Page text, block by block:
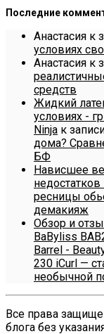
Последние
Анастасия к
условиях
Анастасия к
средств
Жидкий
условиях -
Ninja к
дома?
БФ
Нависшее
недостатков
ресницы
демакияж
Обзор и
BaByliss
Barrel -
230 iCurl —
необычной
Все права
блога без